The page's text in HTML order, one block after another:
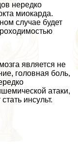
нередко
миокарда.
случае будет
является не
головная боль,
атаки,
инсульт.